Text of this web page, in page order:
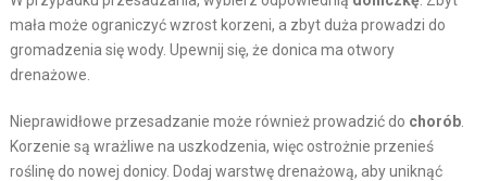
mała może ograniczyć wzrost korzeni, a zbyt duża prowadzi do
gromadzenia się wody. Upewnij się, że donica ma otwory
drenażowe.
Nieprawidłowe przesadzanie może również prowadzić do chorób.
Korzenie są wrażliwe na uszkodzenia, więc ostrożnie przenieś
roślinę do nowej donicy. Dodaj warstwę drenażową, aby uniknąć